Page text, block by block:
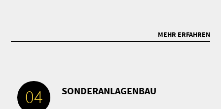
MEHR ERFAHREN
04 SONDERANLAGENBAU